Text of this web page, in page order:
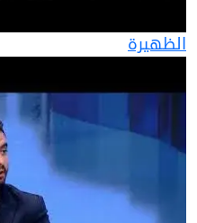
الظهيرة